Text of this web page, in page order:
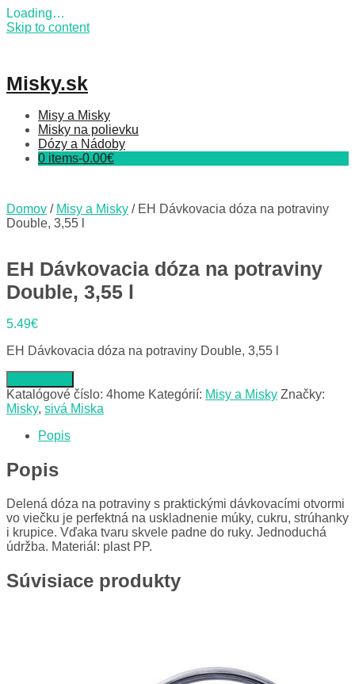
Loading…
Skip to content
Misky.sk
Misy a Misky
Misky na polievku
Dózy a Nádoby
0 items-0.00€
Domov / Misy a Misky / EH Dávkovacia dóza na potraviny
Double, 3,55 l
EH Dávkovacia dóza na potraviny
Double, 3,55 l
5.49€
EH Dávkovacia dóza na potraviny Double, 3,55 l
Katalógové číslo: 4home Kategórií: Misy a Misky Značky:
Misky, sivá Miska
Popis
Popis
Delená dóza na potraviny s praktickými dávkovacími otvormi
vo viečku je perfektná na uskladnenie múky, cukru, strúhanky
i krupice. Vďaka tvaru skvele padne do ruky. Jednoduchá
údržba. Materiál: plast PP.
Súvisiace produkty